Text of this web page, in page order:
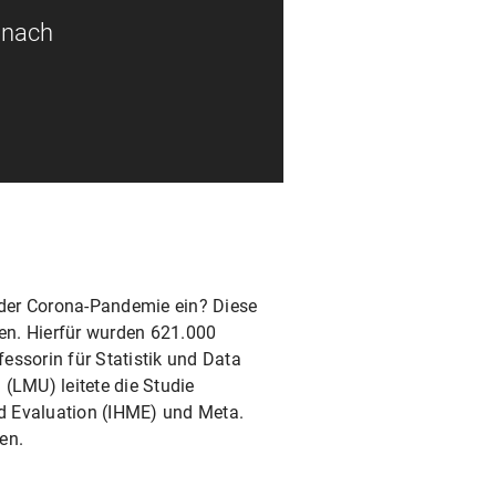
Corona-Pandemie ein? Diese
Hierfür wurden 621.000
für Statistik und Data
leitete die Studie
Evaluation (IHME) und Meta.